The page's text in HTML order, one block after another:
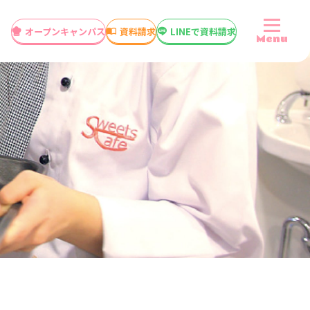
オープンキャンパス 資料請求 LINEで資料請求
Menu